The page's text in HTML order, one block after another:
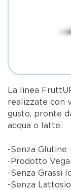
La linea
realizzate con
gusto, pronte
acqua o latte.
-Senza Glutine
-Prodotto
-Senza Grassi
-Senza Lattosio